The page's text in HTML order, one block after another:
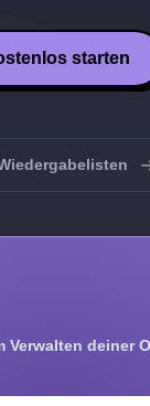
starten
Verwalten deiner